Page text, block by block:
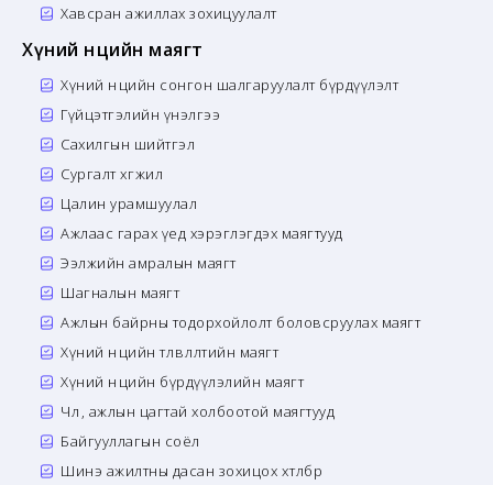
Хавсран ажиллах зохицуулалт
Хүний нөөцийн маягт
Хүний нөөцийн сонгон шалгаруулалт бүрдүүлэлт
Гүйцэтгэлийн үнэлгээ
Сахилгын шийтгэл
Сургалт хөгжил
Цалин урамшуулал
Ажлаас гарах үед хэрэглэгдэх маягтууд
Ээлжийн амралын маягт
Шагналын маягт
Ажлын байрны тодорхойлолт боловсруулах маягт
Хүний нөөцийн төлөвлөлтийн маягт
Хүний нөөцийн бүрдүүлэлийн маягт
Чөлөө, ажлын цагтай холбоотой маягтууд
Байгууллагын соёл
Шинэ ажилтны дасан зохицох хөтөлбөр